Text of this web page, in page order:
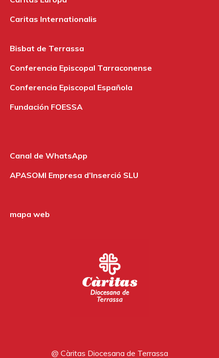
Caritas Internationalis
Bisbat de Terrassa
Conferencia Episcopal Tarraconense
Conferencia Episcopal Española
Fundación FOESSA
Canal de WhatsApp
APASOMI Empresa d’Inserció SLU
mapa web
@ Càritas Diocesana de Terrassa